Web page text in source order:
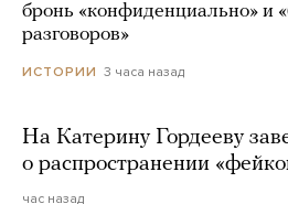
бронь «конфиденциально» и
разговоров»
ИСТОРИИ 3 часа назад
На Катерину Гордееву
о распространении
час назад